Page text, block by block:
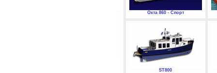
Охта 860 - Спорт
ST800